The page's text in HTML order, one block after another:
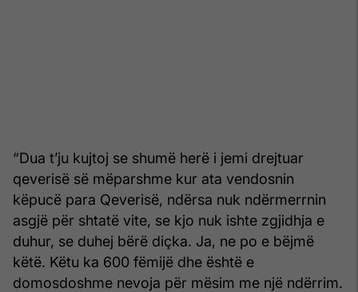
“Dua t’ju kujtoj se shumë herë i jemi drejtuar
qeverisë së mëparshme kur ata vendosnin
këpucë para Qeverisë, ndërsa nuk ndërmerrnin
asgjë për shtatë vite, se kjo nuk ishte zgjidhja e
duhur, se duhej bërë diçka. Ja, ne po e bëjmë
këtë. Këtu ka 600 fëmijë dhe është e
domosdoshme nevoja për mësim me një ndërrim.